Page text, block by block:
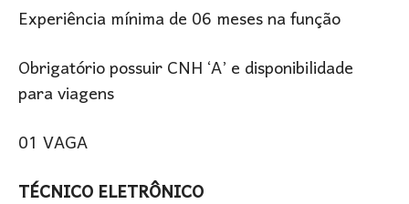
Experiência mínima de 06 meses na função
Obrigatório possuir CNH ‘A’ e disponibilidade
para viagens
01 VAGA
TÉCNICO ELETRÔNICO